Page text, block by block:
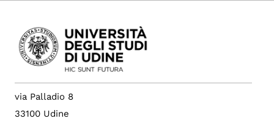
via Palladio 8
33100 Udine